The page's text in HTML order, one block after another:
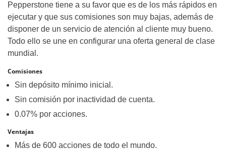
Pepperstone tiene a su favor que es de los más rápidos en
ejecutar y que sus comisiones son muy bajas, además de
disponer de un servicio de atención al cliente muy bueno.
Todo ello se une en configurar una oferta general de clase
mundial.
Comisiones
Sin depósito mínimo inicial.
Sin comisión por inactividad de cuenta.
0.07% por acciones.
Ventajas
Más de 600 acciones de todo el mundo.